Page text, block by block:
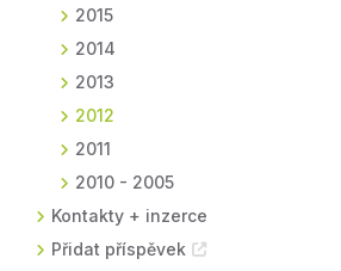
2015
2014
2013
2012
2011
2010 - 2005
Kontakty + inzerce
Přidat příspěvek